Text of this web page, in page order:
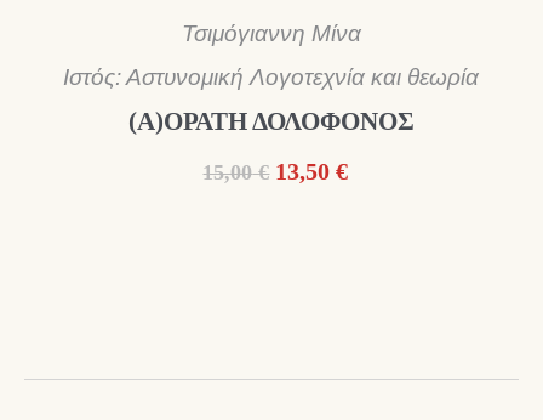
Τσιμόγιαννη Μίνα
Ιστός: Αστυνομική Λογοτεχνία και θεωρία
(Α)ΟΡΑΤΗ ΔΟΛΟΦΟΝΟΣ
15,00 € Original
13,50 €Η